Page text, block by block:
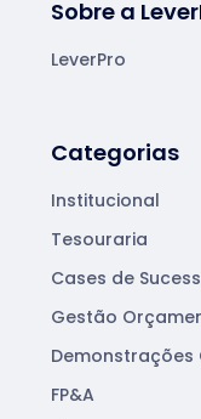
Sobre a
LeverPro
Categorias
Institucional
Tesouraria
Cases de
Gestão
Demonstrações
FP&A